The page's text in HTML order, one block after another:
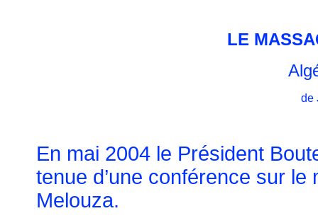
LE
de
En mai 2004 le Président
tenue d’une conférence sur le
Melouza.